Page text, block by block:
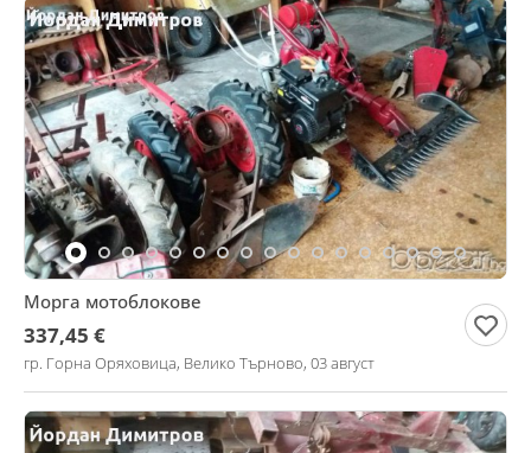
Морга мотоблокове
337,45 €
гр. Горна Оряховица, Велико Търново, 03 август